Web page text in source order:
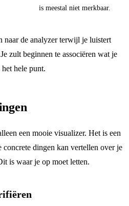
is meestal niet merkbaar.
naar de analyzer terwijl je luistert
zult beginnen te associëren wat je
hele punt.
een mooie visualizer. Het is een
dingen kan vertellen over je
is waar je op moet letten.